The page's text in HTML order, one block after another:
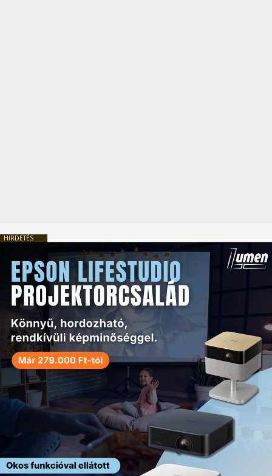
HIRDETÉS